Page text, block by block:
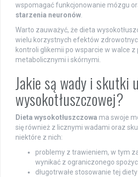
wspomagać funkcjonowanie mózgu
starzenia neuronów
Warto zauważyć, że dieta
wielu korzystnych efektów
kontroli glikemii po wsparcie w walce
metabolicznymi i skórnymi.
Jakie są wady i skutki
wysokotłuszczowej?
Dieta wysokotłuszczowa ma swoje
się również z licznymi wadami oraz
niektóre z nich:
problemy z trawieniem, w tym
wynikać z ograniczonego
długotrwałe stosowanie tej